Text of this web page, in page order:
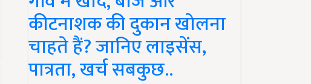
कीटनाशक की दुकान खोलना
चाहते हैं? जानिए लाइसेंस,
पात्रता, खर्च सबकुछ..